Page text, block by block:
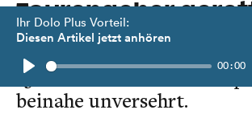
Ihr Dolo Plus Vorteil:
Diesen Artikel jetzt anhören
Play
00:00
Tourengeher
Ungarischer Tourengeher
13 Stunden in
beinahe unversehrt.